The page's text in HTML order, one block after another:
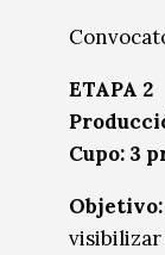
ETAPA 2
Cupo: 3
Objetivo:
visibilizar